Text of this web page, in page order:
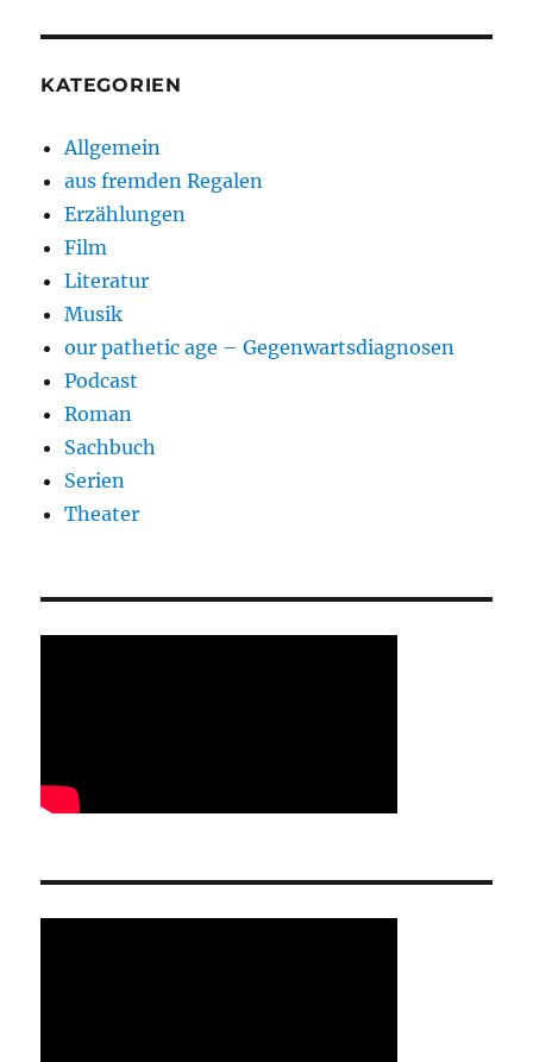
KATEGORIEN
Allgemein
aus fremden Regalen
Erzählungen
Film
Literatur
Musik
our pathetic age – Gegenwartsdiagnosen
Podcast
Roman
Sachbuch
Serien
Theater